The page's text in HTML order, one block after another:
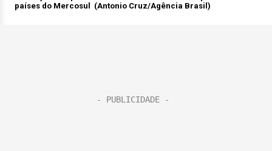
países do Mercosul (Antonio Cruz/Agência Brasil)